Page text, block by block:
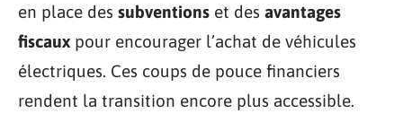
en place des subventions et des avantages
fiscaux pour encourager l’achat de véhicules
électriques. Ces coups de pouce financiers
rendent la transition encore plus accessible.